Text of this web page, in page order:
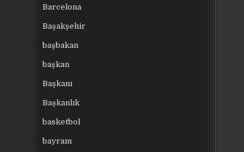
Barcelona
Başakşehir
başbakan
başkan
Başkanı
Başkanlık
basketbol
bayram